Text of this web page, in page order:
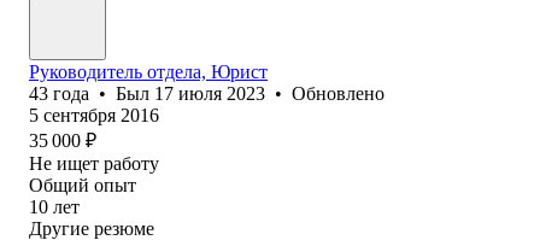
Руководитель отдела, Юрист
43 года • Был 17 июля 2023 • Обновлено
5 сентября 2016
35 000 ₽
Не ищет работу
Общий опыт
10 лет
Другие резюме